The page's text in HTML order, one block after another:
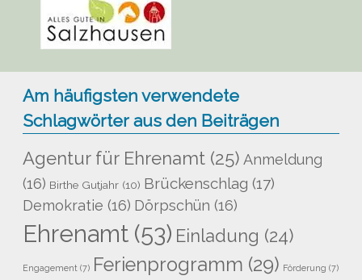
Am häufigsten verwendete
Schlagwörter aus den Beiträgen
Agentur für Ehrenamt (25) Anmeldung
(16) Birthe Gutjahr (10) Brückenschlag (17)
Demokratie (16) Dörpschün (16)
Ehrenamt (53) Einladung (24)
Engagement (7) Ferienprogramm (29) Förderung (7)